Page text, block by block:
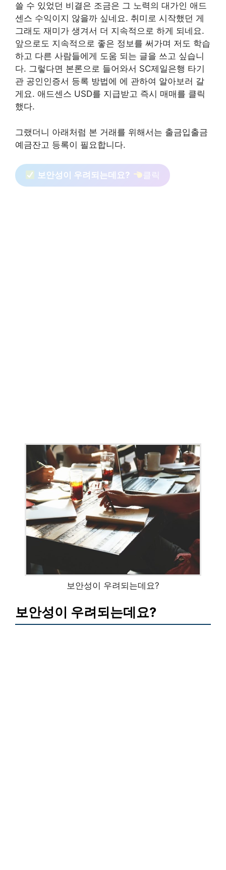
쓸 수 있었던 비결은 조금은 그 노력의 대가인 애드
센스 수익이지 않을까 싶네요. 취미로 시작했던 게
그래도 재미가 생겨서 더 지속적으로 하게 되네요.
앞으로도 지속적으로 좋은 정보를 써가며 저도 학습
하고 다른 사람들에게 도움 되는 글을 쓰고 싶습니
다. 그렇다면 본론으로 들어와서 SC제일은행 타기
관 공인인증서 등록 방법에 에 관하여 알아보러 갈
게요. 애드센스 USD를 지급받고 즉시 매매를 클릭
했다.
그랬더니 아래처럼 본 거래를 위해서는 출금입출금
예금잔고 등록이 필요합니다.
보안성이 우려되는데요? 클릭
보안성이 우려되는데요?
보안성이 우려되는데요?